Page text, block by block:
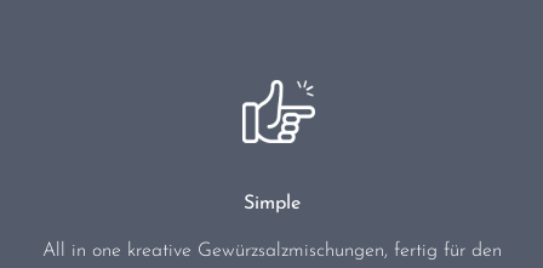
Simple
All in one kreative Gewürzsalzmischungen, fertig für den